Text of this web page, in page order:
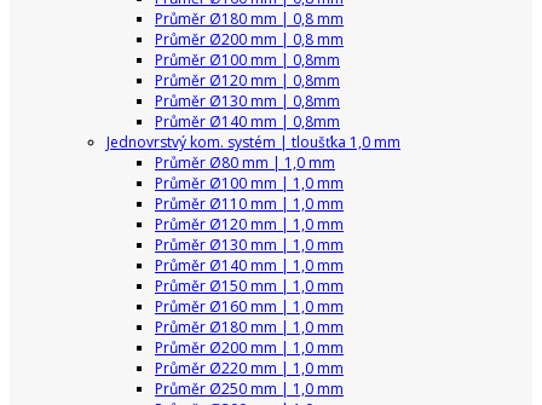
Průměr Ø180 mm | 0,8 mm
Průměr Ø200 mm | 0,8 mm
Průměr Ø100 mm | 0,8mm
Průměr Ø120 mm | 0,8mm
Průměr Ø130 mm | 0,8mm
Průměr Ø140 mm | 0,8mm
Jednovrstvý kom. systém | tloušťka 1,0 mm
Průměr Ø80 mm | 1,0 mm
Průměr Ø100 mm | 1,0 mm
Průměr Ø110 mm | 1,0 mm
Průměr Ø120 mm | 1,0 mm
Průměr Ø130 mm | 1,0 mm
Průměr Ø140 mm | 1,0 mm
Průměr Ø150 mm | 1,0 mm
Průměr Ø160 mm | 1,0 mm
Průměr Ø180 mm | 1,0 mm
Průměr Ø200 mm | 1,0 mm
Průměr Ø220 mm | 1,0 mm
Průměr Ø250 mm | 1,0 mm